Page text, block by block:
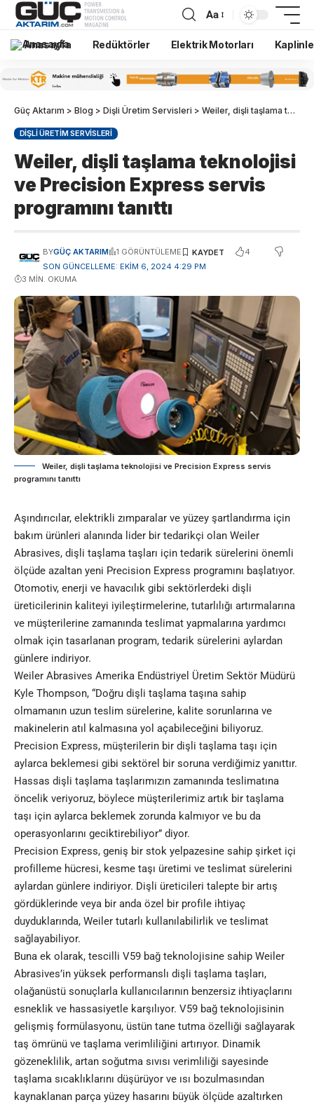
Aa
Anasayfa Redüktörler Elektrik Motorları
Güç Aktarım > Blog > Dişli Üretim Servisleri > Weiler, dişli taşlama teknolojisi ve Precision Express servis programını tanıttı
DIŞLI ÜRETIM SERVISLERI
Weiler, dişli taşlama teknolojisi
ve Precision Express servis
programını tanıttı
SON GÜNCELLEME: EKIM 6, 2024 4:29 PM
BYGÜÇ AKTARIM 1 GÖRÜNTÜLEME 4
3 MIN. OKUMA
Weiler, dişli taşlama teknolojisi ve Precision Express servis
programını tanıttı
Aşındırıcılar, elektrikli zımparalar ve yüzey şartlandırma için
bakım ürünleri alanında lider bir tedarikçi olan Weiler
Abrasives, dişli taşlama taşları için tedarik sürelerini önemli
ölçüde azaltan yeni Precision Express programını başlatıyor.
Otomotiv, enerji ve havacılık gibi sektörlerdeki dişli
üreticilerinin kaliteyi iyileştirmelerine, tutarlılığı artırmalarına
ve müşterilerine zamanında teslimat yapmalarına yardımcı
olmak için tasarlanan program, tedarik sürelerini aylardan
günlere indiriyor.
Weiler Abrasives Amerika Endüstriyel Üretim Sektör Müdürü
Kyle Thompson, “Doğru dişli taşlama taşına sahip
olmamanın uzun teslim sürelerine, kalite sorunlarına ve
makinelerin atıl kalmasına yol açabileceğini biliyoruz.
Precision Express, müşterilerin bir dişli taşlama taşı için
aylarca beklemesi gibi sektörel bir soruna verdiğimiz yanıttır.
Hassas dişli taşlama taşlarımızın zamanında teslimatına
öncelik veriyoruz, böylece müşterilerimiz artık bir taşlama
taşı için aylarca beklemek zorunda kalmıyor ve bu da
operasyonlarını geciktirebiliyor” diyor.
Precision Express, geniş bir stok yelpazesine sahip şirket içi
profilleme hücresi, kesme taşı üretimi ve teslimat sürelerini
aylardan günlere indiriyor. Dişli üreticileri talepte bir artış
gördüklerinde veya bir anda özel bir profile ihtiyaç
duyduklarında, Weiler tutarlı kullanılabilirlik ve teslimat
sağlayabiliyor.
Buna ek olarak, tescilli V59 bağ teknolojisine sahip Weiler
Abrasives’in yüksek performanslı dişli taşlama taşları,
olağanüstü sonuçlarla kullanıcılarının benzersiz ihtiyaçlarını
esneklik ve hassasiyetle karşılıyor. V59 bağ teknolojisinin
gelişmiş formülasyonu, üstün tane tutma özelliği sağlayarak
taş ömrünü ve taşlama verimliliğini artırıyor. Dinamik
gözeneklilik, artan soğutma sıvısı verimliliği sayesinde
taşlama sıcaklıklarını düşürüyor ve ısı bozulmasından
kaynaklanan parça yüzey hasarını büyük ölçüde azaltırken